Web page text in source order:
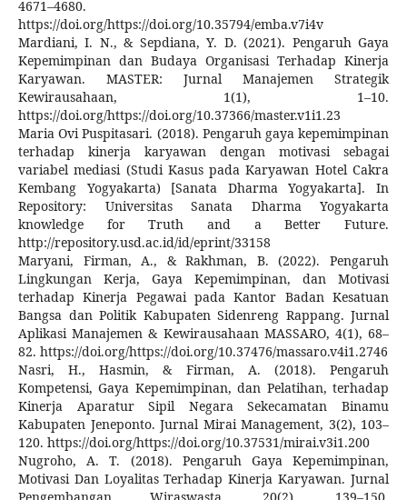
4671–4680.
https://doi.org/https://doi.org/10.35794/emba.v7i4v
Mardiani, I. N., & Sepdiana, Y. D. (2021). Pengaruh Gaya
Kepemimpinan dan Budaya Organisasi Terhadap Kinerja
Karyawan. MASTER: Jurnal Manajemen Strategik
Kewirausahaan, 1(1), 1–10.
https://doi.org/https://doi.org/10.37366/master.v1i1.23
Maria Ovi Puspitasari. (2018). Pengaruh gaya kepemimpinan
terhadap kinerja karyawan dengan motivasi sebagai
variabel mediasi (Studi Kasus pada Karyawan Hotel Cakra
Kembang Yogyakarta) [Sanata Dharma Yogyakarta]. In
Repository: Universitas Sanata Dharma Yogyakarta
knowledge for Truth and a Better Future.
http://repository.usd.ac.id/id/eprint/33158
Maryani, Firman, A., & Rakhman, B. (2022). Pengaruh
Lingkungan Kerja, Gaya Kepemimpinan, dan Motivasi
terhadap Kinerja Pegawai pada Kantor Badan Kesatuan
Bangsa dan Politik Kabupaten Sidenreng Rappang. Jurnal
Aplikasi Manajemen & Kewirausahaan MASSARO, 4(1), 68–
82. https://doi.org/https://doi.org/10.37476/massaro.v4i1.2746
Nasri, H., Hasmin, & Firman, A. (2018). Pengaruh
Kompetensi, Gaya Kepemimpinan, dan Pelatihan, terhadap
Kinerja Aparatur Sipil Negara Sekecamatan Binamu
Kabupaten Jeneponto. Jurnal Mirai Management, 3(2), 103–
120. https://doi.org/https://doi.org/10.37531/mirai.v3i1.200
Nugroho, A. T. (2018). Pengaruh Gaya Kepemimpinan,
Motivasi Dan Loyalitas Terhadap Kinerja Karyawan. Jurnal